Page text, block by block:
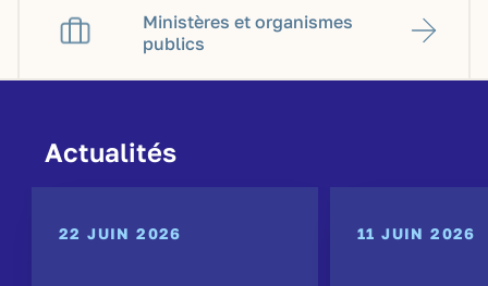
Ministères et organismes
publics
Actualités
22 JUIN 2026 11 JUIN 2026